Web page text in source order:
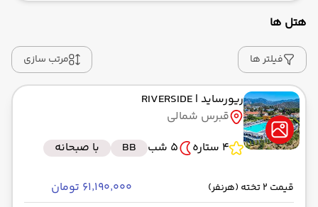
حرکت از مبدا: 04:30
به فرودگاه بین‌المللی صبیحه گوکچن SAW
رسیدن به مقصد : 00:00
ای‌جت -Economy
مدت سفر: 03:30
از فرودگاه بین‌المللی صبیحه گوکچن SAW
هتل ها
فیلتر ها مرتب سازی
ریورساید | RIVERSIDE
قبرس شمالی
4 ستاره
5 شب BB با صبحانه
قیمت 2 تخته (هرنفر) ۶۱٬۱۹۰٬۰۰۰ تومان